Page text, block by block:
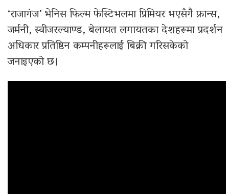
‘राजागंज’ भेनिस फिल्म फेस्टिभलमा प्रिमियर भएसँगै फ्रान्स,
जर्मनी, स्वीजरल्याण्ड, बेलायत लगायतका देशहरूमा प्रदर्शन
अधिकार प्रतिष्ठिन कम्पनीहरूलाई बिक्री गरिसकेको
जनाइएको छ।